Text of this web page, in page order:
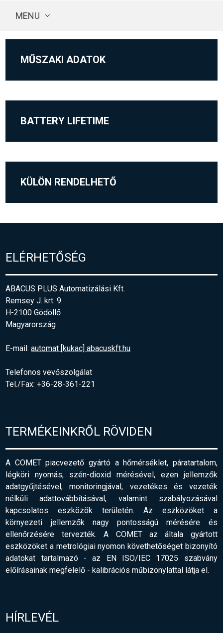
MENU
MŰSZAKI ADATOK
BATTERY LIFETIME
KÜLÖN RENDELHETŐ
ELÉRHETŐSÉG
ABACUS PLUS Automatizálási Kft.
Remsey J. krt. 9.
H-2100 Gödöllő
Magyarország
E-mail:automat [kukac] abacuskft.hu
Telefonos vevőszolgálat
Tel./Fax: +36-28-361-221
TERMÉKEINKRŐL RÖVIDEN
A COMET piacvezető gyártó a hőmérséklet, páratartalom,
légköri nyomás, szén-dioxid mérésével, ezen jellemzők
adatgyűjtésével, monitoringjával, vezetékes és vezeték
nélküli adattovábbításával, valamint szabályozásával
kapcsolatos eszközök területén. Az eszközöket a
környezeti jellemzők nagy pontosságú mérésére és
ellenőrzésére tervezték. A COMET az általa gyártott
eszközöket a metrológiai nyomon követhetőséget bizonyító
adatokat tartalmazó - az EN ISO/IEC 17025 szabvány
előírásainak megfelelő -kalibrációs műbizonylattal látja el.
HÍRLEVÉL